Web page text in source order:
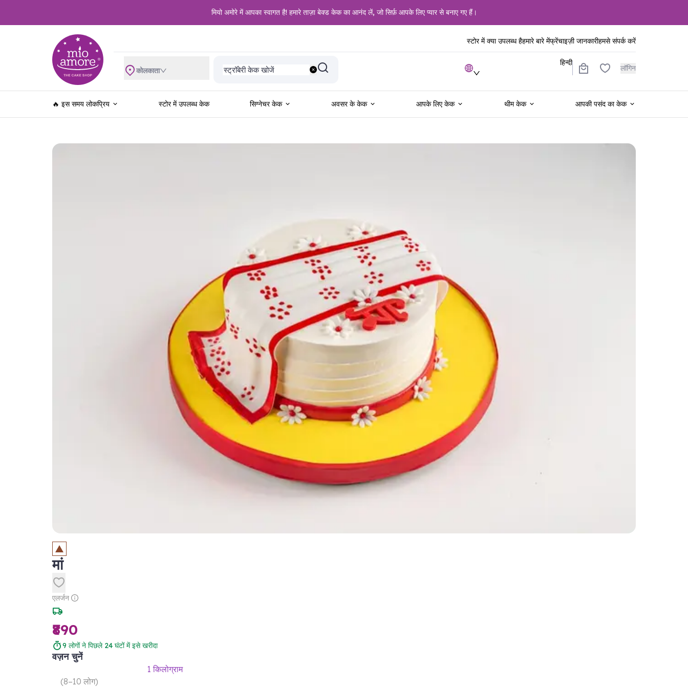
मियो अमोरे में आपका स्वागत है! हमारे ताज़ा बेक्ड केक का आनंद लें, जो सिर्फ़ आपके लिए प्यार से बनाए गए हैं।
स्टोर में क्या उपलब्ध हैहमारे बारे मेंफ्रेंचाइज़ी जानकारीहमसे संपर्क करें
कोलकाता
वनीला केक खोजें
रेड वेलवेट केक खोजें
खेल प्रेमियों के लिए खोजें
जन्मदिन के लिए खोजें
हिन्दी
लॉगिन
🔥 इस समय लोकप्रिय स्टोर में उपलब्ध केक सिग्नेचर केक अवसर के केक आपके लिए केक थीम केक आपकी पसंद का केक
मां
एलर्जन
₹890
9 लोगों ने पिछले 24 घंटों में इसे खरीदा
वज़न चुनें
1 किलोग्राम
(8–10 लोग)